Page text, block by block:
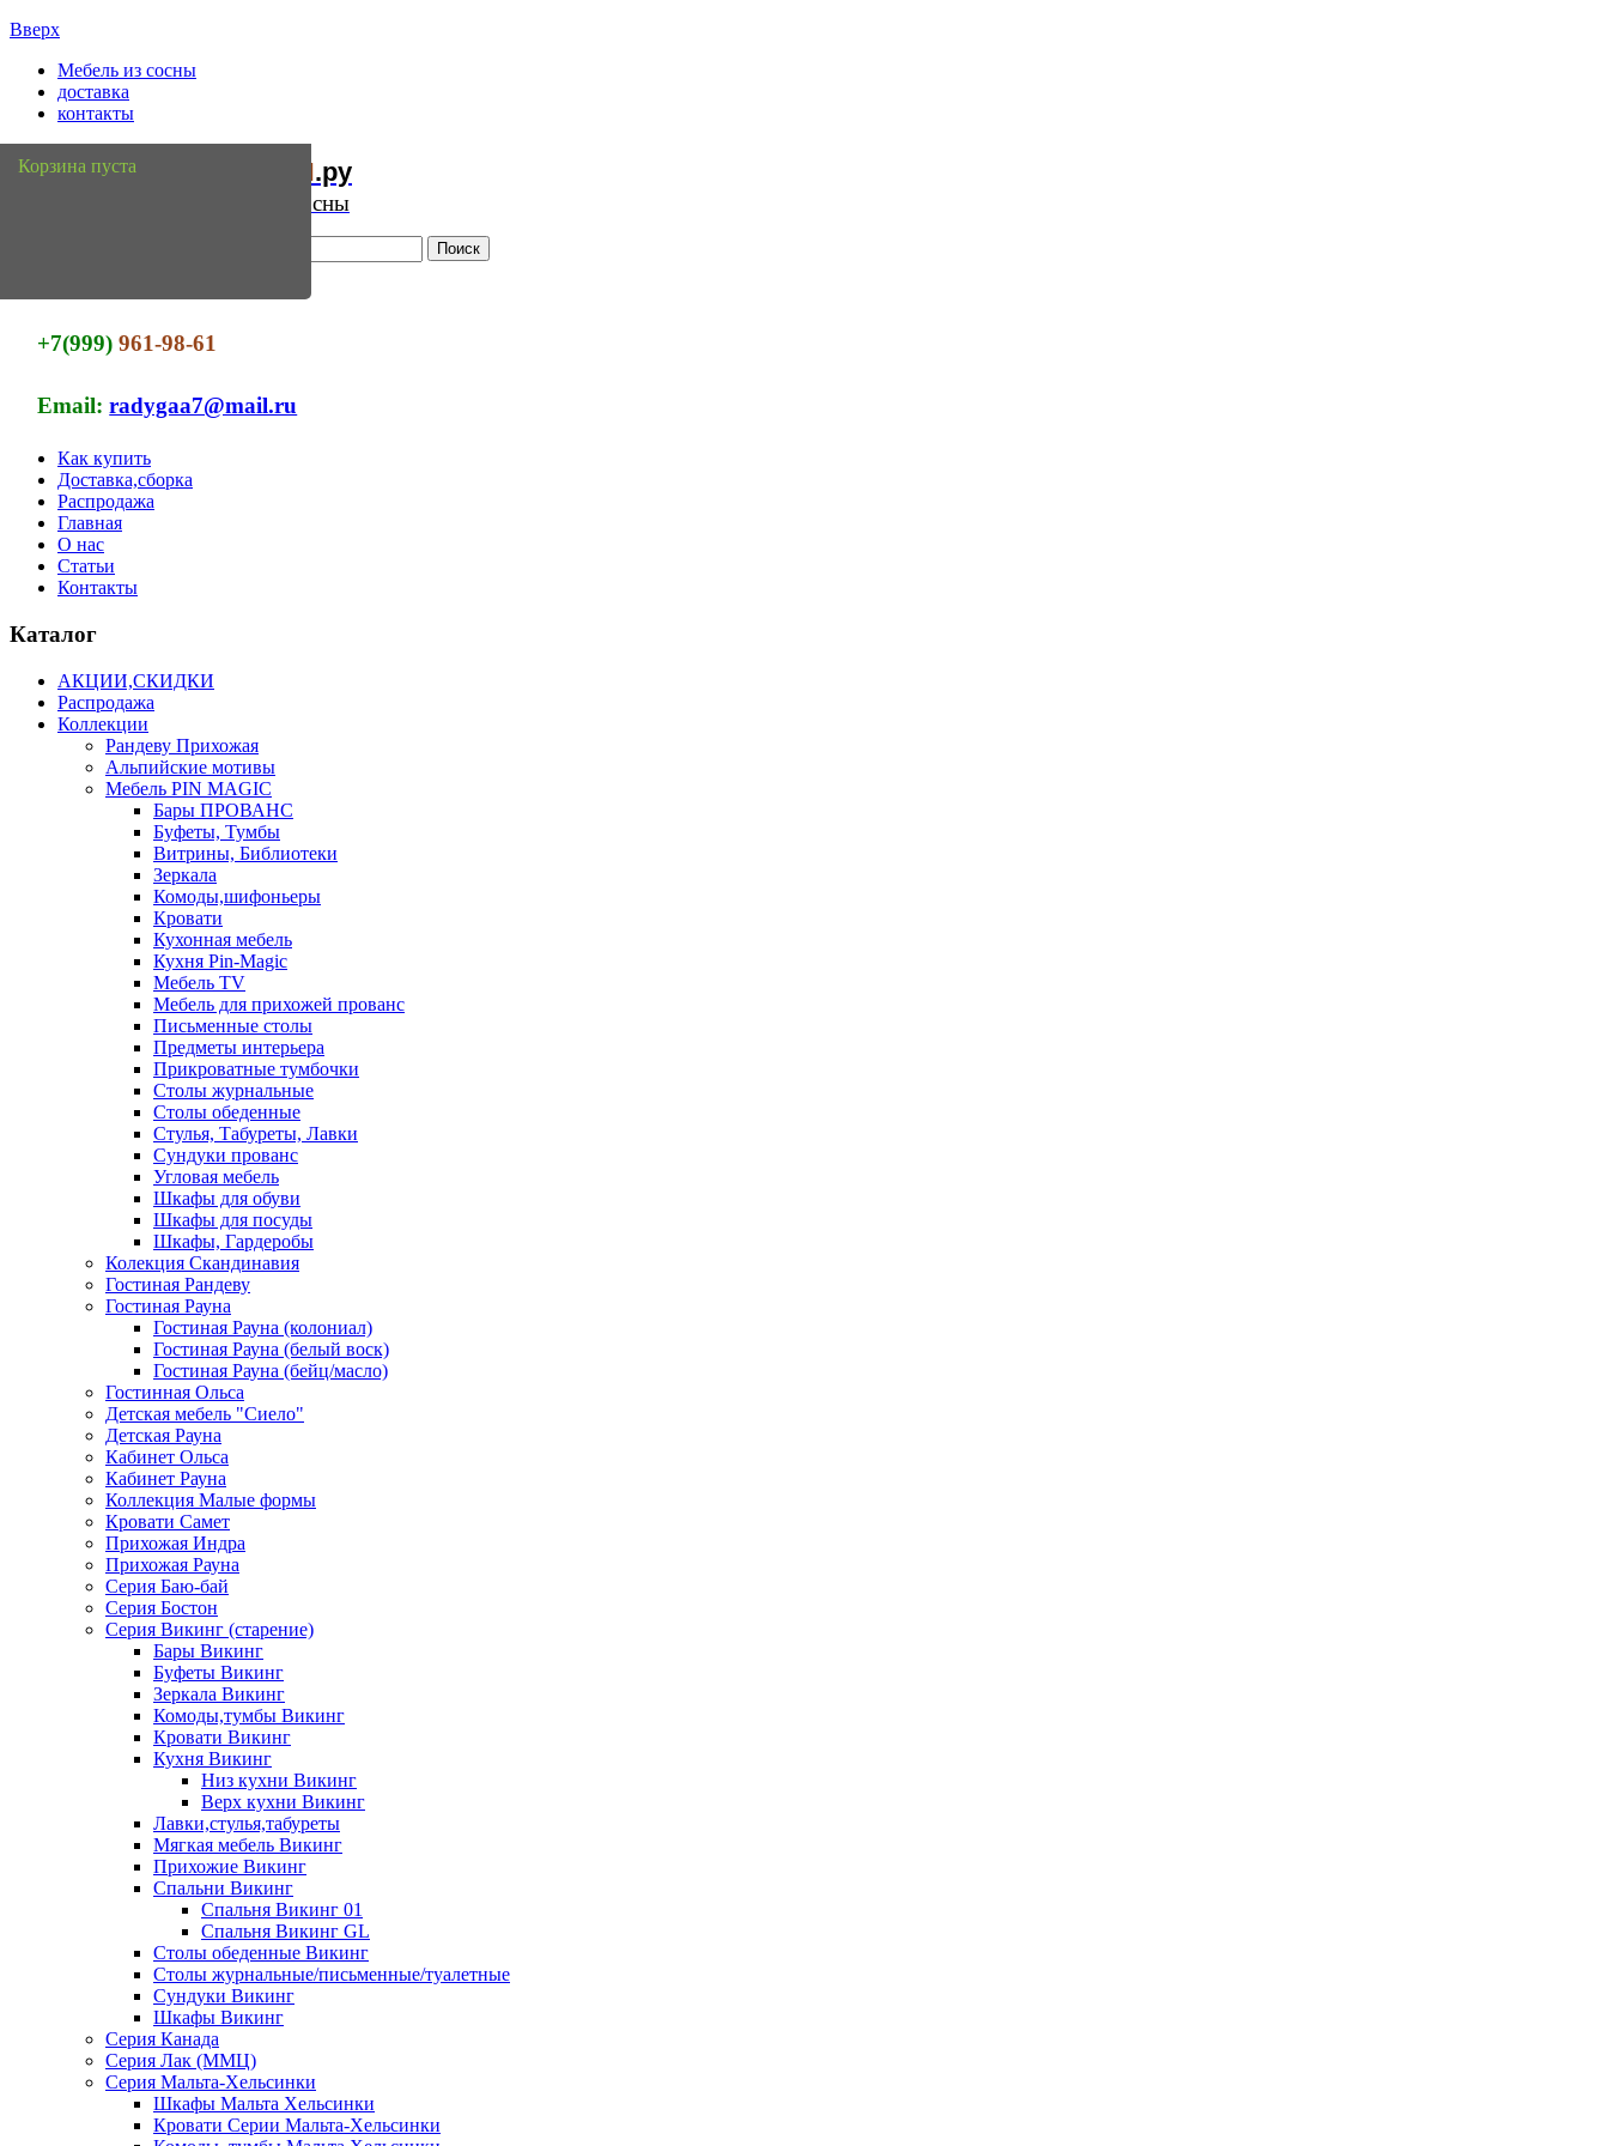
Вверх
Мебель из сосны
доставка
контакты
Мебель Сосны.ру
Интернет магазин мебели из сосны
+7(999)961-98-61
Email:radygaa7@mail.ru
Как купить
Доставка,сборка
Распродажа
Главная
О нас
Статьи
Контакты
Корзина пуста
Каталог
АКЦИИ,СКИДКИ
Распродажа
Коллекции
Рандеву Прихожая
Альпийские мотивы
Мебель PIN MAGIС
Бары ПРОВАНС
Буфеты, Тумбы
Витрины, Библиотеки
Зеркала
Комоды,шифоньеры
Кровати
Кухонная мебель
Кухня Pin-Magic
Мебель TV
Мебель для прихожей прованс
Письменные столы
Предметы интерьера
Прикроватные тумбочки
Столы журнальные
Столы обеденные
Стулья, Табуреты, Лавки
Сундуки прованс
Угловая мебель
Шкафы для обуви
Шкафы для посуды
Шкафы, Гардеробы
Колекция Скандинавия
Гостиная Рандеву
Гостиная Рауна
Гостиная Рауна (колониал)
Гостиная Рауна (белый воск)
Гостиная Рауна (бейц/масло)
Гостинная Ольса
Детская мебель "Сиело"
Детская Рауна
Кабинет Ольса
Кабинет Рауна
Коллекция Малые формы
Кровати Самет
Прихожая Индра
Прихожая Рауна
Серия Баю-бай
Серия Бостон
Серия Викинг (старение)
Бары Викинг
Буфеты Викинг
Зеркала Викинг
Комоды,тумбы Викинг
Кровати Викинг
Кухня Викинг
Низ кухни Викинг
Верх кухни Викинг
Лавки,стулья,табуреты
Мягкая мебель Викинг
Прихожие Викинг
Спальни Викинг
Спальня Викинг 01
Спальня Викинг GL
Столы обеденные Викинг
Столы журнальные/письменные/туалетные
Сундуки Викинг
Шкафы Викинг
Серия Канада
Серия Лак (ММЦ)
Серия Мальта-Хельсинки
Шкафы Мальта Хельсинки
Кровати Серии Мальта-Хельсинки